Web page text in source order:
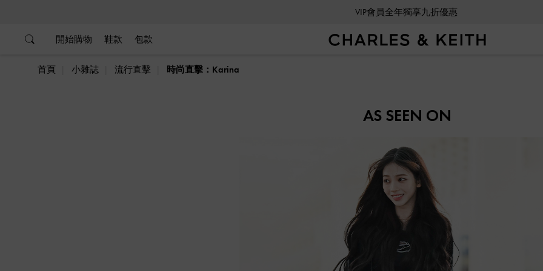
VIP會員全年獨享九折優惠
開始購物 鞋款 包款
首頁 小雜誌 流行直擊 時尚直擊：Karina
AS SEEN ON